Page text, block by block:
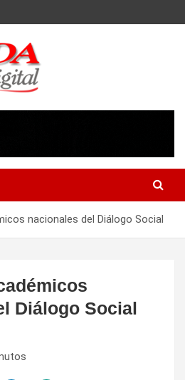
nacionales del Diálogo Social
Diálogo Social